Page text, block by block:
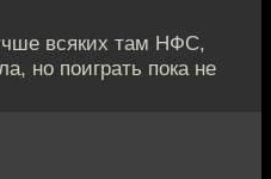
всяких там НФС,
но поиграть пока не